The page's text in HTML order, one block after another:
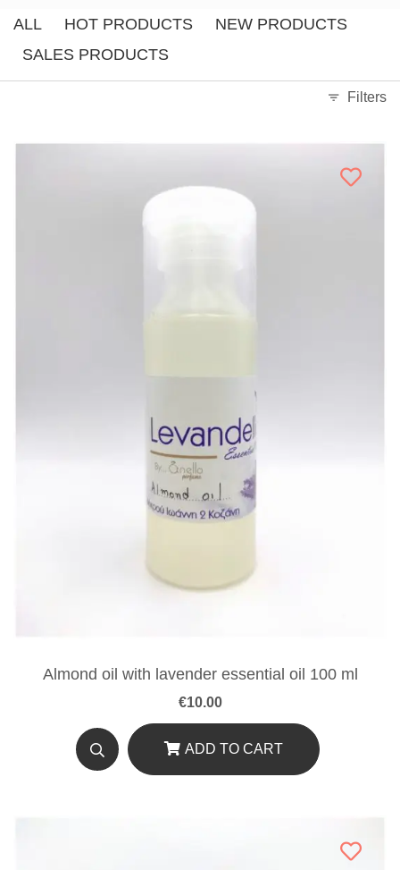
ALL HOT PRODUCTS
NEW PRODUCTS
SALES PRODUCTS
Filters
Almond oil with lavender essential oil 100 ml
€10.00
ADD TO CART